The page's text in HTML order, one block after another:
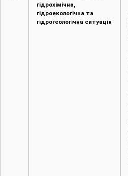
гідрохімічна,
гідроекологічна та
гідрогеологічна ситуація